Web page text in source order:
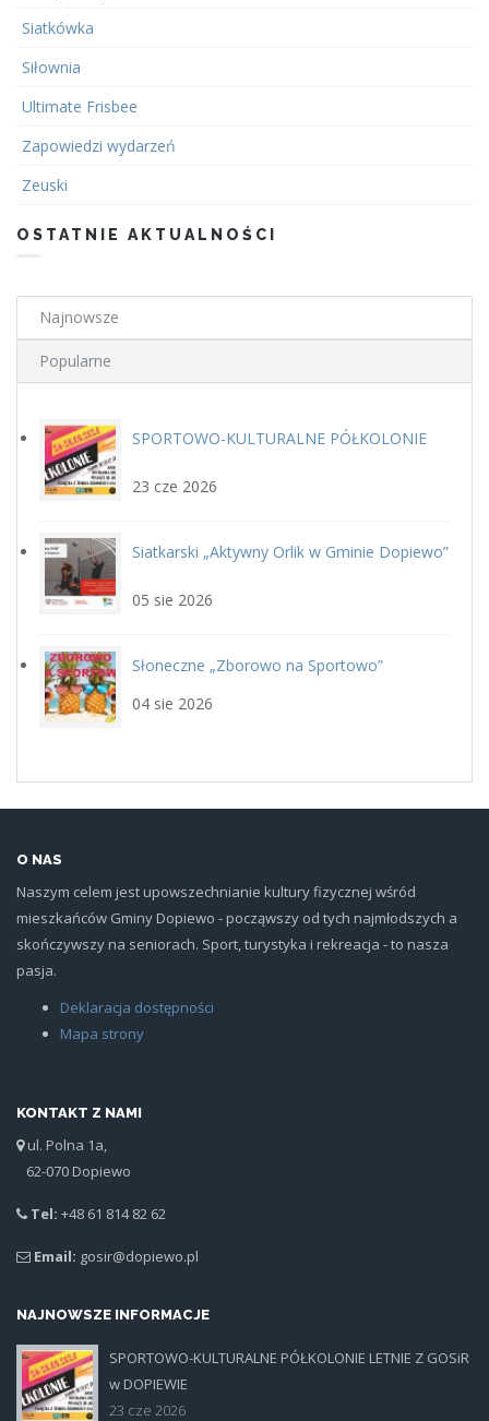
Siatkówka
Siłownia
Ultimate Frisbee
Zapowiedzi wydarzeń
Zeuski
OSTATNIE AKTUALNOŚCI
Najnowsze
Popularne
plakat.jpg
SPORTOWO-KULTURALNE PÓŁKOLONIE
23 cze 2026
siatka_poziom.jpg
Siatkarski „Aktywny Orlik w Gminie Dopiewo”
05 sie 2026
Słoneczne „Zborowo na Sportowo”
04 sie 2026
O NAS
Naszym celem jest upowszechnianie kultury fizycznej wśród
mieszkańców Gminy Dopiewo - począwszy od tych najmłodszych a
skończywszy na seniorach. Sport, turystyka i rekreacja - to nasza
pasja.
Deklaracja dostępności
Mapa strony
KONTAKT Z NAMI
ul. Polna 1a,
62-070 Dopiewo
Tel: +48 61 814 82 62
Email: gosir@dopiewo.pl
NAJNOWSZE INFORMACJE
plakat.jpg
SPORTOWO-KULTURALNE PÓŁKOLONIE LETNIE Z GOSiR
w DOPIEWIE
23 cze 2026